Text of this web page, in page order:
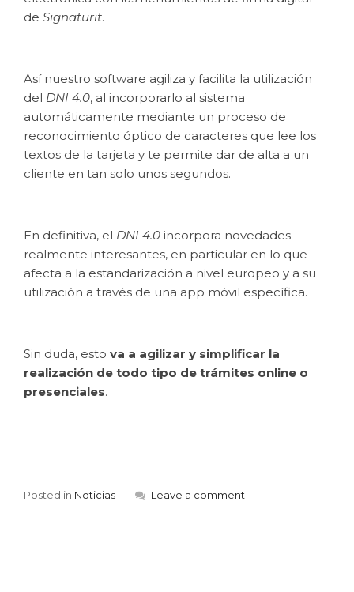
de Signaturit.
Así nuestro software agiliza y facilita la utilización
del DNI 4.0, al incorporarlo al sistema
automáticamente mediante un proceso de
reconocimiento óptico de caracteres que lee los
textos de la tarjeta y te permite dar de alta a un
cliente en tan solo unos segundos.
En definitiva, el DNI 4.0 incorpora novedades
realmente interesantes, en particular en lo que
afecta a la estandarización a nivel europeo y a su
utilización a través de una app móvil específica.
Sin duda, esto va a agilizar y simplificar la
realización de todo tipo de trámites online o
presenciales.
Posted in Noticias Leave a comment